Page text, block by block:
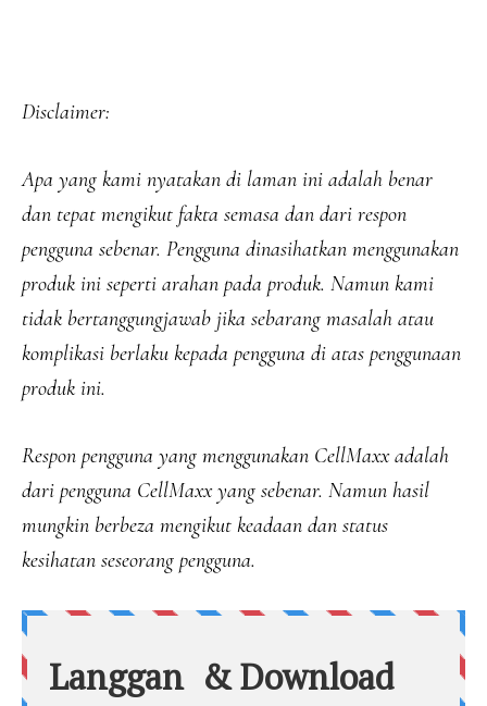
Disclaimer:
Apa yang kami nyatakan di laman ini adalah benar
dan tepat mengikut fakta semasa dan dari respon
pengguna sebenar. Pengguna dinasihatkan menggunakan
produk ini seperti arahan pada produk. Namun kami
tidak bertanggungjawab jika sebarang masalah atau
komplikasi berlaku kepada pengguna di atas penggunaan
produk ini.
Respon pengguna yang menggunakan CellMaxx adalah
dari pengguna CellMaxx yang sebenar. Namun hasil
mungkin berbeza mengikut keadaan dan status
kesihatan seseorang pengguna.